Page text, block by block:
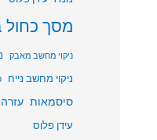
מסך
ניקוי מחשב מאבק
ניקוי מחשב נייח
סיסמאות
עידן פלוס